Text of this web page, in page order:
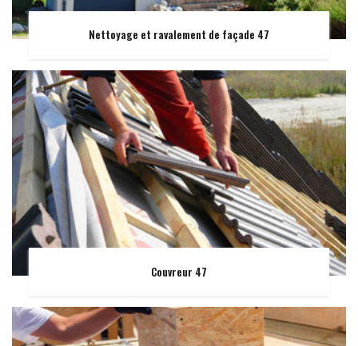
Nettoyage et ravalement de façade 47
Couvreur 47